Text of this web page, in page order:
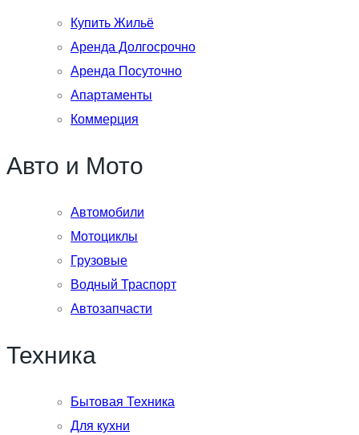
Купить Жильё
Аренда Долгосрочно
Аренда Посуточно
Апартаменты
Коммерция
Авто и Мото
Автомобили
Мотоциклы
Грузовые
Водный Траспорт
Автозапчасти
Техника
Бытовая Техника
Для кухни